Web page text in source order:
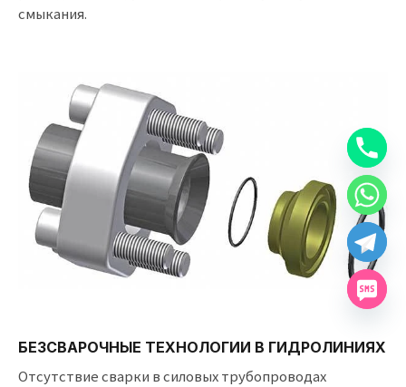
смыкания.
БЕЗСВАРОЧНЫЕ ТЕХНОЛОГИИ В ГИДРОЛИНИЯХ
Отсутствие сварки в силовых трубопроводах